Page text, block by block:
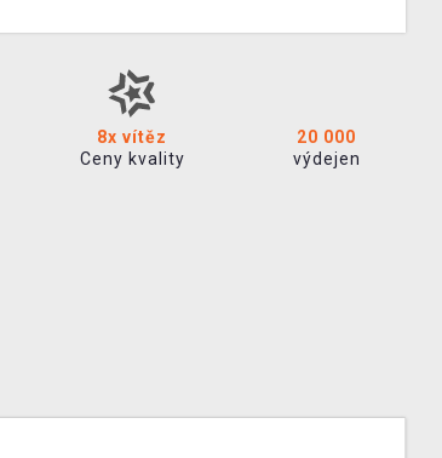
8x vítěz
Ceny kvality
20 000
výdejen